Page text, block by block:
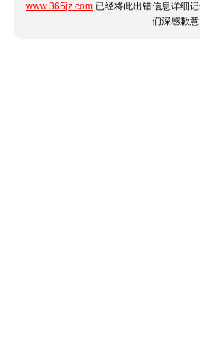
www.365jz.com 已经将此出错信息详细
们深感歉